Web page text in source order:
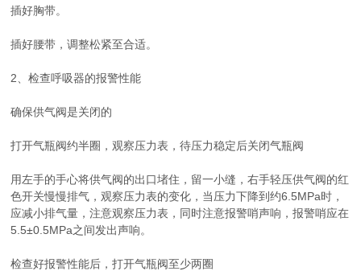
插好胸带。
插好腰带，调整松紧至合适。
2、检查呼吸器的报警性能
确保供气阀是关闭的
打开气瓶阀约半圈，观察压力表，待压力稳定后关闭气瓶阀
用左手的手心将供气阀的出口堵住，留一小缝，右手轻压供气阀的红
色开关慢慢排气，观察压力表的变化，当压力下降到约6.5MPa时，
应减小排气量，注意观察压力表，同时注意报警哨声响，报警哨应在
5.5±0.5MPa之间发出声响。
检查好报警性能后，打开气瓶阀至少两圈